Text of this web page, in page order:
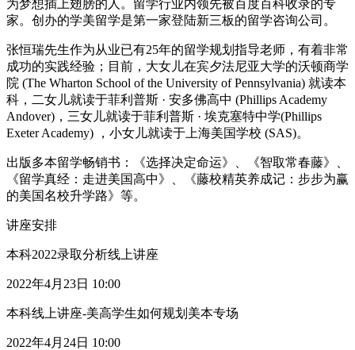
为梦想插上翅膀的人。留学行业内领先被百度百科收录的专
家。创办的学美留学是第一家登陆新三板的留学咨询公司。
张恒瑞先生作为从业已有25年的留学规划指导老师，有着非常
成功的实践经验；目前，大女儿在宾夕法尼亚大学的沃顿商学
院 (The Wharton School of the University of Pennsylvania) 就读本
科，二女儿就读于菲利普斯 · 安多佛高中 (Phillips Academy
Andover)，三女儿就读于菲利普斯 · 埃克塞特中学(Phillips
Exeter Academy) ，小女儿就读于上海美国学校 (SAS)。
出版多本留学畅销书：《选择决定命运》、《智取常春藤》、
《留学真经：走进美国高中》、《藤校精英养成记：步步为赢
的美国名校升学路》等。
讲座安排
本科2022录取分析线上讲座
2022年4月23日 10:00
本科线上讲座-美高学生如何规划美本专场
2022年4月24日 10:00